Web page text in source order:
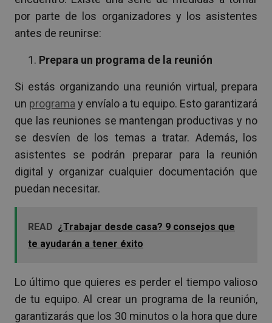
por parte de los organizadores y los asistentes
antes de reunirse:
Prepara un programa de la reunión
Si estás organizando una reunión virtual, prepara
un programa y envíalo a tu equipo. Esto garantizará
que las reuniones se mantengan productivas y no
se desvíen de los temas a tratar. Además, los
asistentes se podrán preparar para la reunión
digital y organizar cualquier documentación que
puedan necesitar.
READ ¿Trabajar desde casa? 9 consejos que
te ayudarán a tener éxito
Lo último que quieres es perder el tiempo valioso
de tu equipo. Al crear un programa de la reunión,
garantizarás que los 30 minutos o la hora que dure